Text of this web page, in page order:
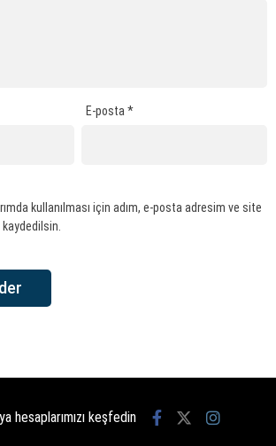
E-posta*
kullanılması için adım, e-posta adresim ve site
hesaplarımızı keşfedin